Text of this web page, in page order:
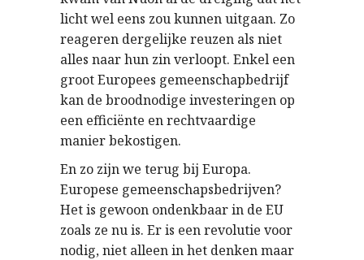
licht wel eens zou kunnen uitgaan. Zo
reageren dergelijke reuzen als niet
alles naar hun zin verloopt. Enkel een
groot Europees gemeenschapbedrijf
kan de broodnodige investeringen op
een efficiënte en rechtvaardige
manier bekostigen.
En zo zijn we terug bij Europa.
Europese gemeenschapsbedrijven?
Het is gewoon ondenkbaar in de EU
zoals ze nu is. Er is een revolutie voor
nodig, niet alleen in het denken maar